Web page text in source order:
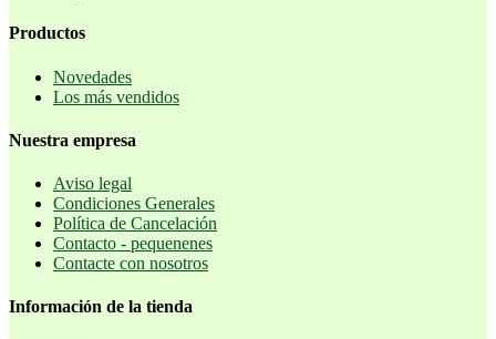
Productos
Novedades
Los más vendidos
Nuestra empresa
Aviso legal
Condiciones Generales
Política de Cancelación
Contacto - pequenenes
Contacte con nosotros
Información de la tienda